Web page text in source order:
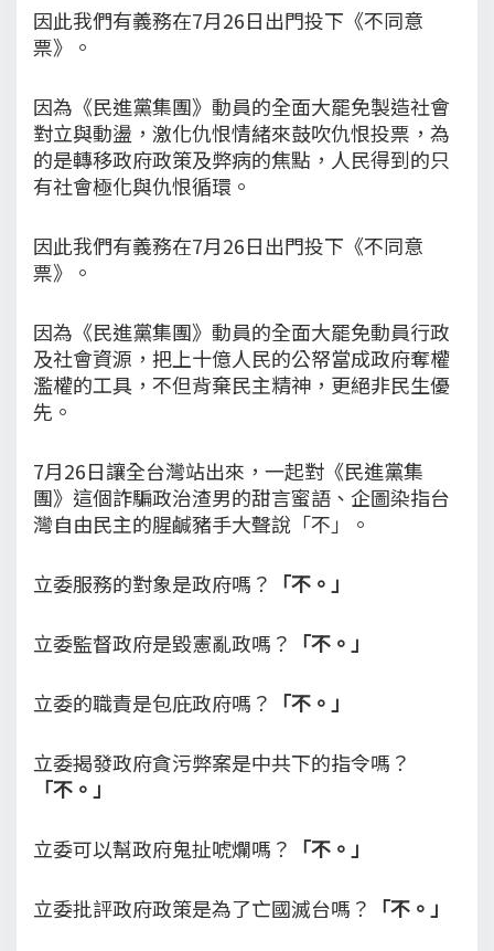
因此我們有義務在7月26日出門投下《不同意
票》。
因為《民進黨集團》動員的全面大罷免製造社會
對立與動盪，激化仇恨情緒來鼓吹仇恨投票，為
的是轉移政府政策及弊病的焦點，人民得到的只
有社會極化與仇恨循環。
因此我們有義務在7月26日出門投下《不同意
票》。
因為《民進黨集團》動員的全面大罷免動員行政
及社會資源，把上十億人民的公帑當成政府奪權
濫權的工具，不但背棄民主精神，更絕非民生優
先。
7月26日讓全台灣站出來，一起對《民進黨集
團》這個詐騙政治渣男的甜言蜜語、企圖染指台
灣自由民主的腥鹹豬手大聲說「不」。
立委服務的對象是政府嗎？ 「不。」
立委監督政府是毀憲亂政嗎？ 「不。」
立委的職責是包庇政府嗎？ 「不。」
立委揭發政府貪污弊案是中共下的指令嗎？
「不。」
立委可以幫政府鬼扯唬爛嗎？ 「不。」
立委批評政府政策是為了亡國滅台嗎？ 「不。」